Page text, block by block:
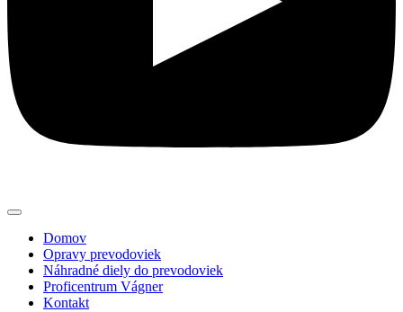
Domov
Opravy prevodoviek
Náhradné diely do prevodoviek
Proficentrum Vágner
Kontakt